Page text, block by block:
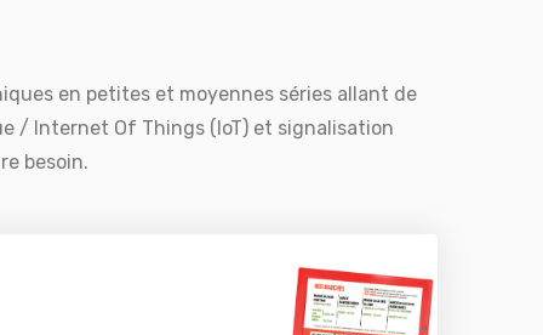
en petites et moyennes séries allant de
/ Internet Of Things (IoT) et signalisation
besoin.